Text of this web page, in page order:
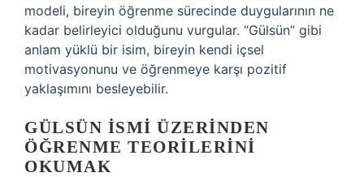
modeli, bireyin öğrenme sürecinde duygularının ne
kadar belirleyici olduğunu vurgular. “Gülsün” gibi
anlam yüklü bir isim, bireyin kendi içsel
motivasyonunu ve öğrenmeye karşı pozitif
yaklaşımını besleyebilir.
GÜLSÜN İSMI ÜZERINDEN
ÖĞRENME TEORILERINI
OKUMAK